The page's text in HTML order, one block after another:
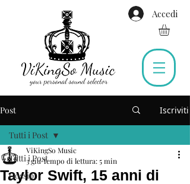
Accedi
Post Iscriviti
Tutti i Post
Gossip
Tutti i Post
Taylor Swift, 15 anni di
ViKingSo Music
3 giuTempo di lettura: 5 min